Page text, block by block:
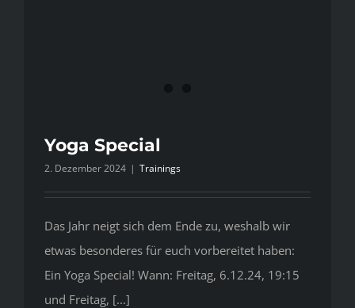
Yoga Special
2. Dezember 2024 | Trainings
Das Jahr neigt sich dem Ende zu, weshalb wir
etwas besonderes für euch vorbereitet haben:
Ein Yoga Special! Wann: Freitag, 6.12.24, 19:15
und Freitag, [...]